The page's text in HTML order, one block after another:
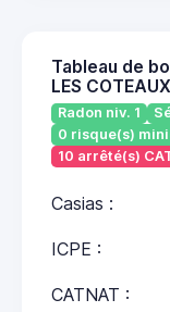
Tableau de
LES COTEAUX
Radon niv. 1
0 risque(s)
10 arrêté(s)
Casias :
ICPE :
CATNAT :